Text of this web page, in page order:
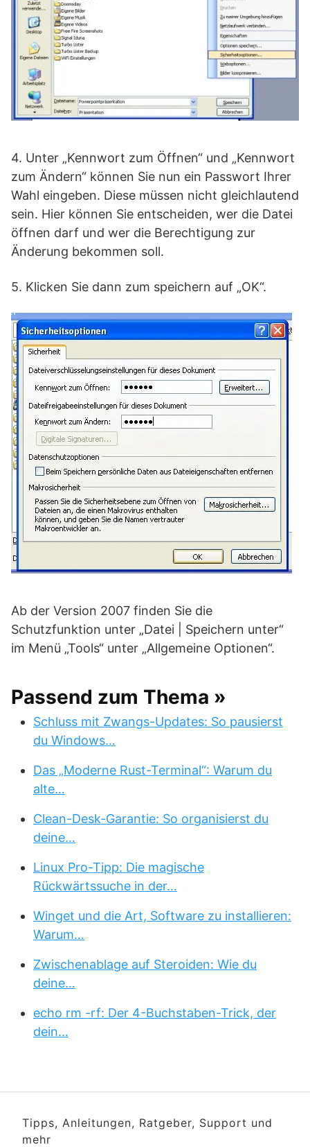
4. Unter „Kennwort zum Öffnen“ und „Kennwort
zum Ändern“ können Sie nun ein Passwort Ihrer
Wahl eingeben. Diese müssen nicht gleichlautend
sein. Hier können Sie entscheiden, wer die Datei
öffnen darf und wer die Berechtigung zur
Änderung bekommen soll.
5. Klicken Sie dann zum speichern auf „OK“.
Ab der Version 2007 finden Sie die
Schutzfunktion unter „Datei | Speichern unter“
im Menü „Tools“ unter „Allgemeine Optionen“.
Passend zum Thema »
Schluss mit Zwangs-Updates: So pausierst
du Windows…
Das „Moderne Rust-Terminal“: Warum du
alte…
Clean-Desk-Garantie: So organisierst du
deine…
Linux Pro-Tipp: Die magische
Rückwärtssuche in der…
Winget und die Art, Software zu installieren:
Warum…
Zwischenablage auf Steroiden: Wie du
deine…
echo rm -rf: Der 4-Buchstaben-Trick, der
dein…
Tipps, Anleitungen, Ratgeber, Support und
mehr